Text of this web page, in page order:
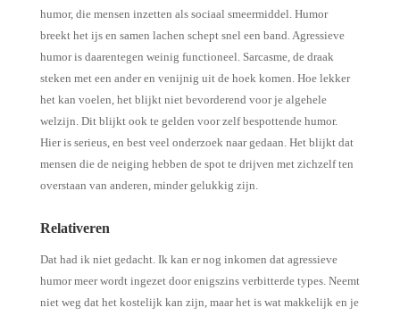
humor, die mensen inzetten als sociaal smeermiddel. Humor
breekt het ijs en samen lachen schept snel een band. Agressieve
humor is daarentegen weinig functioneel. Sarcasme, de draak
steken met een ander en venijnig uit de hoek komen. Hoe lekker
het kan voelen, het blijkt niet bevorderend voor je algehele
welzijn. Dit blijkt ook te gelden voor zelf bespottende humor.
Hier is serieus, en best veel onderzoek naar gedaan. Het blijkt dat
mensen die de neiging hebben de spot te drijven met zichzelf ten
overstaan van anderen, minder gelukkig zijn.
Relativeren
Dat had ik niet gedacht. Ik kan er nog inkomen dat agressieve
humor meer wordt ingezet door enigszins verbitterde types. Neemt
niet weg dat het kostelijk kan zijn, maar het is wat makkelijk en je